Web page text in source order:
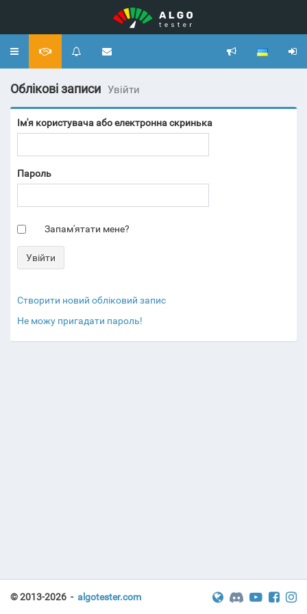
Toggle
Облікові записи Увійти
Ім'я користувача або електронна скринька
Пароль
Запам'ятати мене?
Створити новий обліковий запис
Не можу пригадати пароль!
© 2013-2026 - algotester.com